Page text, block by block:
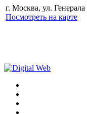
г. Москва, ул.
Посмотреть на карте